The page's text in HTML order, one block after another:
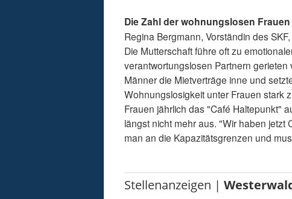
Die Zahl der wohnungslosen
Regina Bergmann, Vorständin des
Die Mutterschaft führe oft zu
verantwortungslosen Partnern
Männer die Mietverträge inne und
Wohnungslosigkeit unter Frauen stark
Frauen jährlich das "Café Haltepunkt"
längst nicht mehr aus. "Wir haben jetzt
man an die Kapazitätsgrenzen und
Stellenanzeigen |